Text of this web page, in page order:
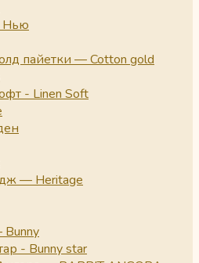
Нью
пайетки — Cotton gold
- Linen Soft
— Heritage
- Bunny star